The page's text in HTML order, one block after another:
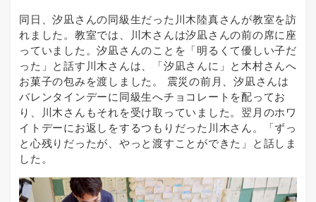
同日、汐凪さんの同級生だった川木陸真さんが教室を訪
れました。教室では、川木さんは汐凪さんの前の席に座
っていました。汐凪さんのことを「明るくて優しい子だ
った」と話す川木さんは、「汐凪さんに」と木村さんへ
お菓子の包みを渡しました。 震災の前月、汐凪さんは
バレンタインデーに同級生へチョコレートを配ってお
り、川木さんもそれを受け取っていました。翌月のホワ
イトデーにお返しをするつもりだった川木さん。「ずっ
と心残りだったが、やっと渡すことができた」と話しま
した。